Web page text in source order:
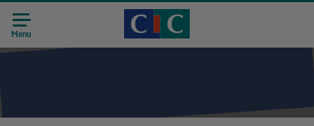
Accueil CIC Recrutement
Menu